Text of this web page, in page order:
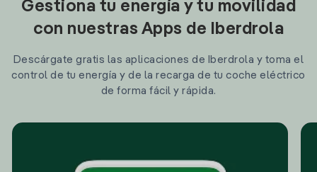
Gestiona tu energía y tu movilidad
con nuestras Apps de Iberdrola
Descárgate gratis las aplicaciones de Iberdrola y toma el
control de tu energía y de la recarga de tu coche eléctrico
de forma fácil y rápida.